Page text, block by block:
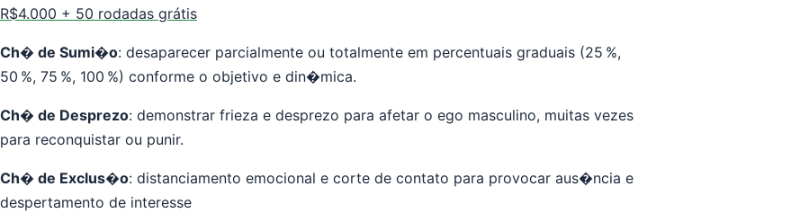
R$4.000 + 50 rodadas grátis
Ch� de Sumi�o: desaparecer parcialmente ou totalmente em percentuais graduais (25 %,
50 %, 75 %, 100 %) conforme o objetivo e din�mica.
Ch� de Desprezo: demonstrar frieza e desprezo para afetar o ego masculino, muitas vezes
para reconquistar ou punir.
Ch� de Exclus�o: distanciamento emocional e corte de contato para provocar aus�ncia e
despertamento de interesse